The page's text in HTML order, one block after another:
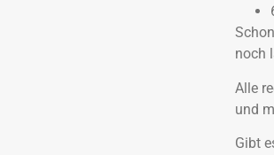
noch
Alle
und
Gibt